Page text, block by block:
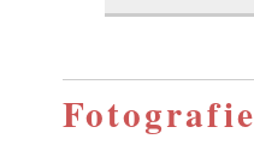
Fotografie